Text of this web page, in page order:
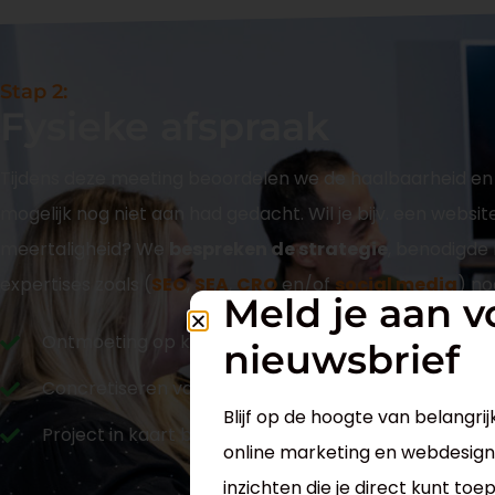
Stap 2:
Tijdens deze meeting beoordelen we de haalbaarheid
mogelijk nog niet aan had gedacht. Wil je bijv. een
meertaligheid? We
bespreken de strategie ,
expertises zoals ( SEO, SEA,CROen/ofsocial media)
Ontmoeting op kantoor of op locatie
Concretiseren van wensen en eisen
Project in kaart brengen
Meld je aan
nieuwsbrief
Blijf op de hoogte van
online marketing en
inzichten die je direct kunt